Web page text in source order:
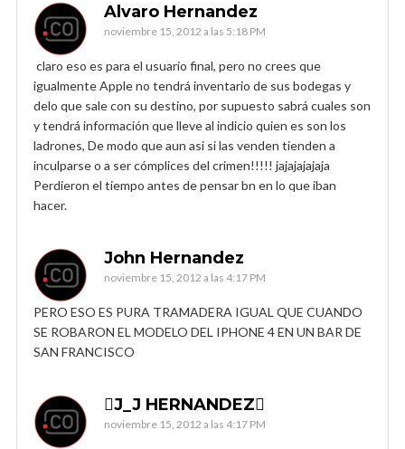
Alvaro Hernandez
noviembre 15, 2012 a las 5:18 PM
claro eso es para el usuario final, pero no crees que
igualmente Apple no tendrá inventario de sus bodegas y
delo que sale con su destino, por supuesto sabrá cuales son
y tendrá información que lleve al indicio quien es son los
ladrones, De modo que aun asi si las venden tienden a
inculparse o a ser cómplices del crimen!!!!! jajajajajaja
Perdieron el tiempo antes de pensar bn en lo que iban
hacer.
John Hernandez
noviembre 15, 2012 a las 4:17 PM
PERO ESO ES PURA TRAMADERA IGUAL QUE CUANDO
SE ROBARON EL MODELO DEL IPHONE 4 EN UN BAR DE
SAN FRANCISCO
J_J HERNANDEZ
noviembre 15, 2012 a las 4:17 PM